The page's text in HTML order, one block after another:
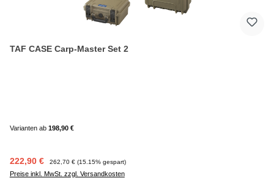
TAF CASE Carp-Master Set 2
Varianten ab198,90 €
Verkaufspreis:
222,90 € Regulärer Preis:
262,70 € (15.15% gespart)
Preise inkl. MwSt. zzgl. Versandkosten